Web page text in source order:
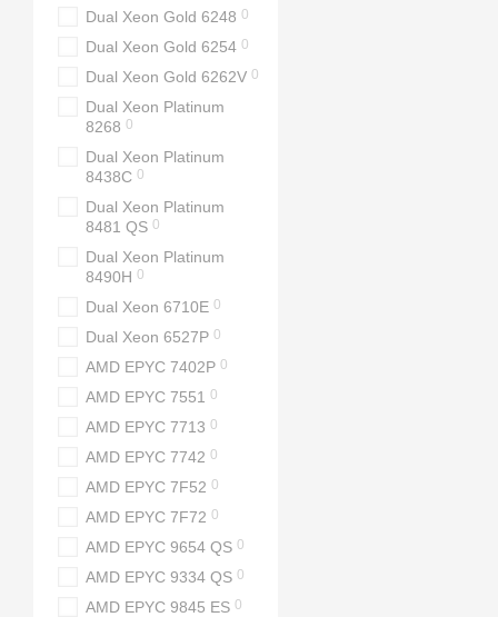
Dual Xeon Gold 6248 0
Dual Xeon Gold 6254 0
Dual Xeon Gold 6262V 0
Dual Xeon Platinum
8268 0
Dual Xeon Platinum
8438C 0
Dual Xeon Platinum
8481 QS 0
Dual Xeon Platinum
8490H 0
Dual Xeon 6710E 0
Dual Xeon 6527P 0
AMD EPYC 7402P 0
AMD EPYC 7551 0
AMD EPYC 7713 0
AMD EPYC 7742 0
AMD EPYC 7F52 0
AMD EPYC 7F72 0
AMD EPYC 9654 QS 0
AMD EPYC 9334 QS 0
AMD EPYC 9845 ES 0